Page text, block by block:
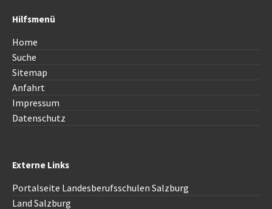
Hilfsmenü
Home
Suche
Sitemap
Anfahrt
Impressum
Datenschutz
Externe Links
Portalseite Landesberufsschulen Salzburg
Land Salzburg